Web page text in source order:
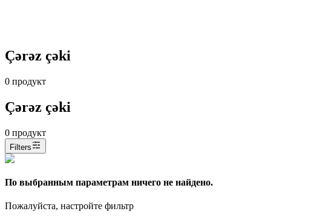
Çərəz çəki
0 продукт
Çərəz çəki
0 продукт
Filters
По выбранным параметрам ничего не найдено.
Пожалуйста, настройте фильтр